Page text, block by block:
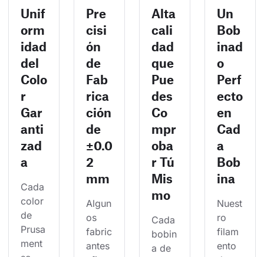
Unif
orm
idad
del
Colo
r
Gar
anti
zad
a
Cada
color
de
Prusa
ment
Pre
cisi
ón
de
Fab
rica
ción
de
±0.0
2
mm
Algun
os
fabric
antes
Alta
cali
dad
que
Pue
des
Co
mpr
oba
r Tú
Mis
mo
Cada
bobin
a de
Un
Bob
inad
o
Perf
ecto
en
Cad
a
Bob
ina
Nuest
ro
filam
ento